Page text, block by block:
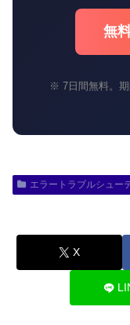
無
※ 7日間無料。期
エラートラブルシュー
X